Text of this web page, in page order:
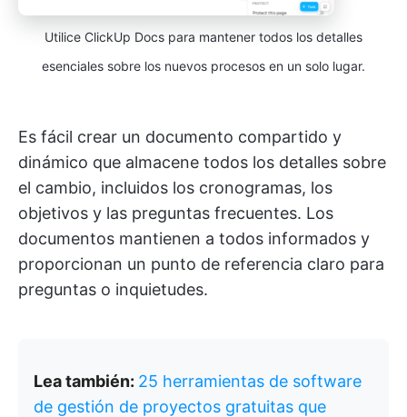
Utilice ClickUp Docs para mantener todos los detalles
esenciales sobre los nuevos procesos en un solo lugar.
Es fácil crear un documento compartido y
dinámico que almacene todos los detalles sobre
el cambio, incluidos los cronogramas, los
objetivos y las preguntas frecuentes. Los
documentos mantienen a todos informados y
proporcionan un punto de referencia claro para
preguntas o inquietudes.
Lea también: 25 herramientas de software
de gestión de proyectos gratuitas que